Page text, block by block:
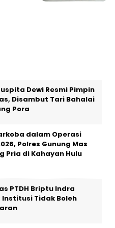
Dewi Resmi Pimpin
Disambut Tari Bahalai
Pora
dalam Operasi
Polres Gunung Mas
Pria di Kahayan Hulu
PTDH Briptu Indra
Institusi Tidak Boleh